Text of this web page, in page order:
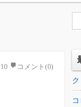
コメント(0)